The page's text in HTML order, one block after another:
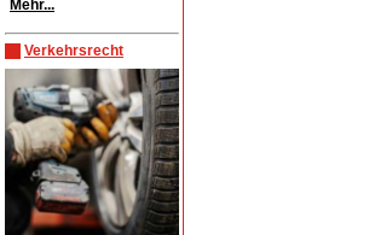
Mehr...
Verkehrsrecht